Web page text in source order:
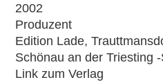
2002
Produzent
Edition Lade,
Schönau an der Triesting
Link zum Verlag